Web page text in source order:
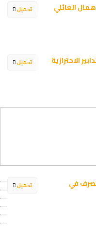
تحميل
العائلي
تحميل
الاحترازية
تحميل
في